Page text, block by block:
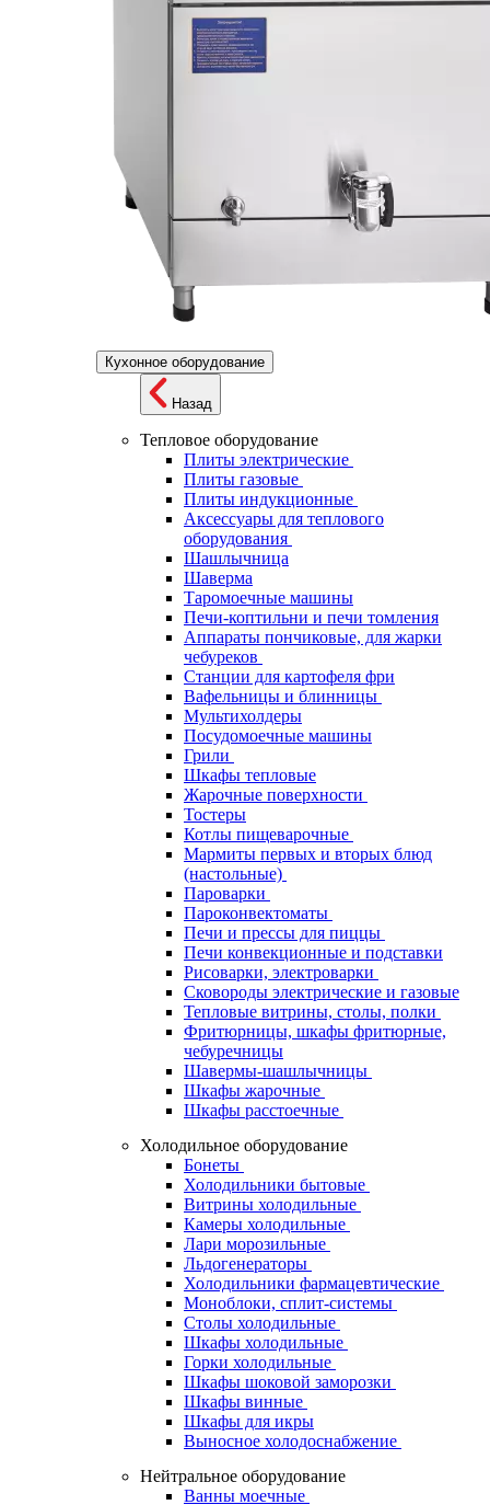
Кухонное оборудование
Назад
Тепловое оборудование
Плиты электрические
Плиты газовые
Плиты индукционные
Аксессуары для теплового
оборудования
Шашлычница
Шаверма
Таромоечные машины
Печи-коптильни и печи томления
Аппараты пончиковые, для жарки
чебуреков
Станции для картофеля фри
Вафельницы и блинницы
Мультихолдеры
Посудомоечные машины
Грили
Шкафы тепловые
Жарочные поверхности
Тостеры
Котлы пищеварочные
Мармиты первых и вторых блюд
(настольные)
Пароварки
Пароконвектоматы
Печи и прессы для пиццы
Печи конвекционные и подставки
Рисоварки, электроварки
Сковороды электрические и газовые
Тепловые витрины, столы, полки
Фритюрницы, шкафы фритюрные,
чебуречницы
Шавермы-шашлычницы
Шкафы жарочные
Шкафы расстоечные
Холодильное оборудование
Бонеты
Холодильники бытовые
Витрины холодильные
Камеры холодильные
Лари морозильные
Льдогенераторы
Холодильники фармацевтические
Моноблоки, сплит-системы
Столы холодильные
Шкафы холодильные
Горки холодильные
Шкафы шоковой заморозки
Шкафы винные
Шкафы для икры
Выносное холодоснабжение
Нейтральное оборудование
Ванны моечные